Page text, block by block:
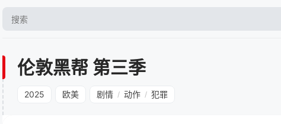
伦敦黑帮 第三季
2025 欧美 剧情 / 动作 / 犯罪